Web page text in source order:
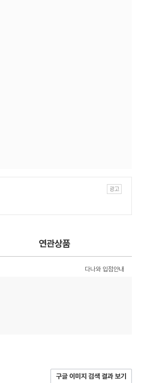
연관상품
다나와 입점안내
구글 이미지 검색 결과 보기